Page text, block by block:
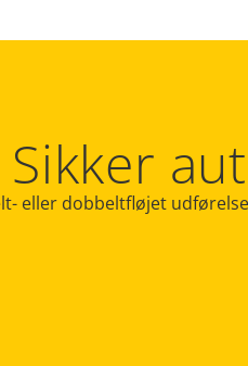
Sikker
eller dobbeltfløjet